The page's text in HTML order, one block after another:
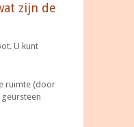
zijn de
U kunt
ruimte (door